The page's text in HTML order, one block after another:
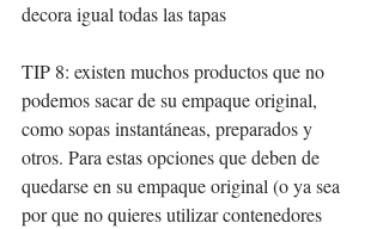
decora igual todas las tapas
TIP 8: existen muchos productos que no
podemos sacar de su empaque original,
como sopas instantáneas, preparados y
otros. Para estas opciones que deben de
quedarse en su empaque original (o ya sea
por que no quieres utilizar contenedores